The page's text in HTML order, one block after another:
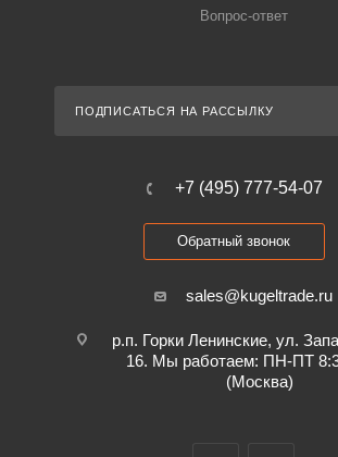
Вопрос-ответ
ПОДПИСАТЬСЯ НА РАССЫЛКУ
+7 (495) 777-54-07
Обратный звонок
sales@kugeltrade.ru
р.п. Горки Ленинские, ул.
16. Мы работаем: ПН-ПТ
(Москва)